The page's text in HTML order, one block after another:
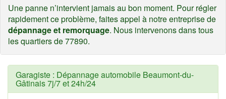
Une panne n’intervient jamais au bon moment. Pour régler
rapidement ce problème, faites appel à notre entreprise de
dépannage et remorquage. Nous intervenons dans tous
les quartiers de 77890.
Garagiste : Dépannage automobile Beaumont-du-
Gâtinais 7j/7 et 24h/24